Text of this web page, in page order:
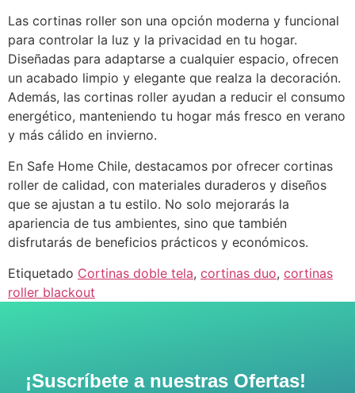
Las cortinas roller son una opción moderna y funcional
para controlar la luz y la privacidad en tu hogar.
Diseñadas para adaptarse a cualquier espacio, ofrecen
un acabado limpio y elegante que realza la decoración.
Además, las cortinas roller ayudan a reducir el consumo
energético, manteniendo tu hogar más fresco en verano
y más cálido en invierno.
En Safe Home Chile, destacamos por ofrecer cortinas
roller de calidad, con materiales duraderos y diseños
que se ajustan a tu estilo. No solo mejorarás la
apariencia de tus ambientes, sino que también
disfrutarás de beneficios prácticos y económicos.
Etiquetado Cortinas doble tela, cortinas duo, cortinas
roller blackout
¡Suscríbete a nuestras Ofertas!